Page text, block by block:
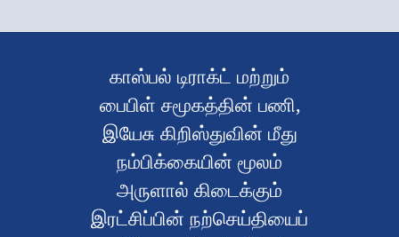
காஸ்பல் டிராக்ட் மற்றும்
பைபிள் சமூகத்தின் பணி,
இயேசு கிறிஸ்துவின் மீது
நம்பிக்கையின் மூலம்
அருளால் கிடைக்கும்
இரட்சிப்பின் நற்செய்தியைப்